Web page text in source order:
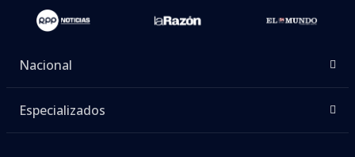
Nacional
Especializados